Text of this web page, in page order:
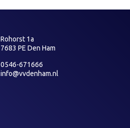
Rohorst 1a
7683 PE Den Ham
0546-671666
info@vvdenham.nl